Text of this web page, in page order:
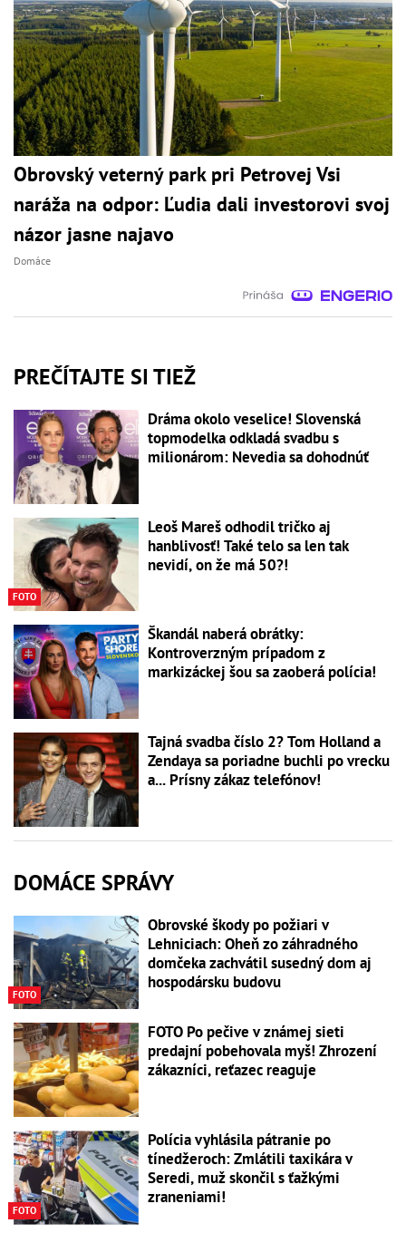
Obrovský veterný park pri Petrovej Vsi
naráža na odpor: Ľudia dali investorovi svoj
názor jasne najavo
Domáce
PREČÍTAJTE SI TIEŽ
Dráma okolo veselice! Slovenská
topmodelka odkladá svadbu s
milionárom: Nevedia sa dohodnúť
FOTO
Leoš Mareš odhodil tričko aj
hanblivosť! Také telo sa len tak
nevidí, on že má 50?!
Škandál naberá obrátky:
Kontroverzným prípadom z
markizáckej šou sa zaoberá polícia!
Tajná svadba číslo 2? Tom Holland a
Zendaya sa poriadne buchli po vrecku
a... Prísny zákaz telefónov!
DOMÁCE SPRÁVY
FOTO
Obrovské škody po požiari v
Lehniciach: Oheň zo záhradného
domčeka zachvátil susedný dom aj
hospodársku budovu
FOTO Po pečive v známej sieti
predajní pobehovala myš! Zhrození
zákazníci, reťazec reaguje
FOTO
Polícia vyhlásila pátranie po
tínedžeroch: Zmlátili taxikára v
Seredi, muž skončil s ťažkými
zraneniami!